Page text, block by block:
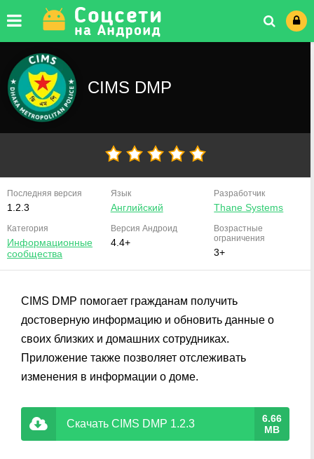
CIMS DMP
Последняя версия
1.2.3
Язык
Английский
Разработчик
Thane Systems
Категория
Информационные
сообщества
Версия Андроид
4.4+
Возрастные
ограничения
3+
CIMS DMP помогает гражданам получить
достоверную информацию и обновить данные о
своих близких и домашних сотрудниках.
Приложение также позволяет отслеживать
изменения в информации о доме.
Скачать CIMS DMP 1.2.3
6.66
MB